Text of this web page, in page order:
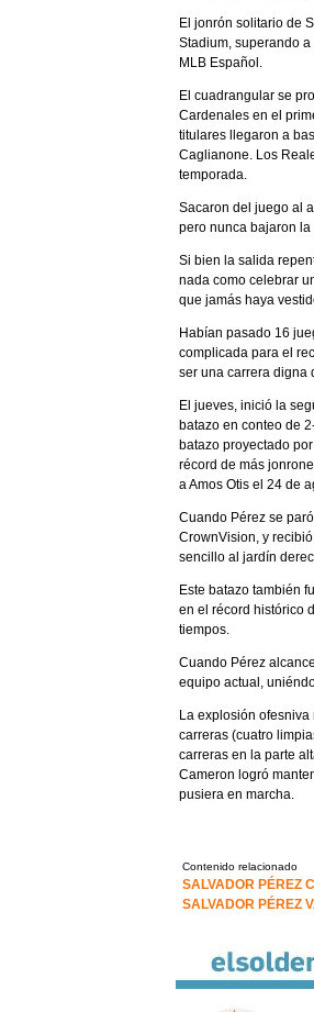
El jonrón solitario de
Stadium, superando
MLB Español.
El cuadrangular se
Cardenales en el
titulares llegaron a
Caglianone. Los
temporada.
Sacaron del juego al
pero nunca bajaron
Si bien la salida
nada como celebrar
que jamás haya
Habían pasado 16
complicada para el
ser una carrera digna
El jueves, inició la
batazo en conteo de
batazo proyectado
récord de más
a Amos Otis el 24 de
Cuando Pérez se
CrownVision, y
sencillo al jardín
Este batazo también
en el récord histórico
tiempos.
Cuando Pérez
equipo actual,
La explosión
carreras (cuatro
carreras en la parte
Cameron logró
pusiera en marcha.
Contenido relacionado
SALVADOR PÉREZ
SALVADOR PÉREZ